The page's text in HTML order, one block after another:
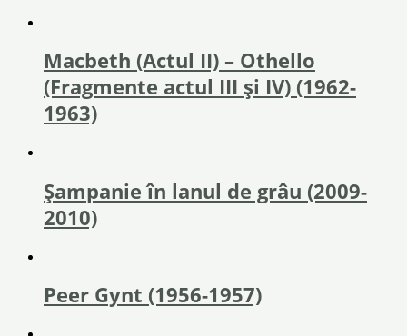
Macbeth (Actul II) – Othello
(Fragmente actul III și IV) (1962-
1963)
Şampanie în lanul de grâu (2009-
2010)
Peer Gynt (1956-1957)